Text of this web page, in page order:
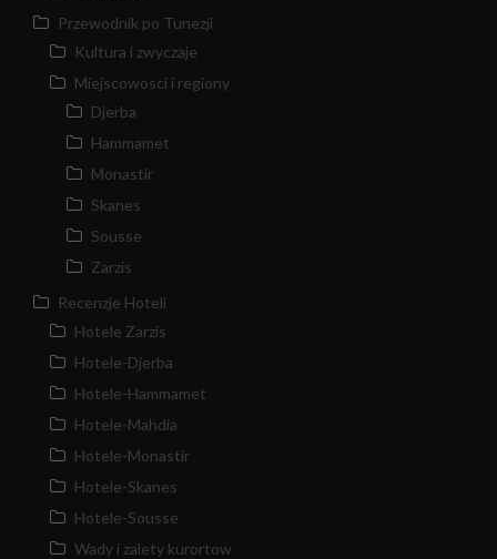
Przewodnik po Tunezji
Kultura i zwyczaje
Miejscowosci i regiony
Djerba
Hammamet
Monastir
Skanes
Sousse
Zarzis
Recenzje Hoteli
Hotele Zarzis
Hotele-Djerba
Hotele-Hammamet
Hotele-Mahdia
Hotele-Monastir
Hotele-Skanes
Hotele-Sousse
Wady i zalety kurortow